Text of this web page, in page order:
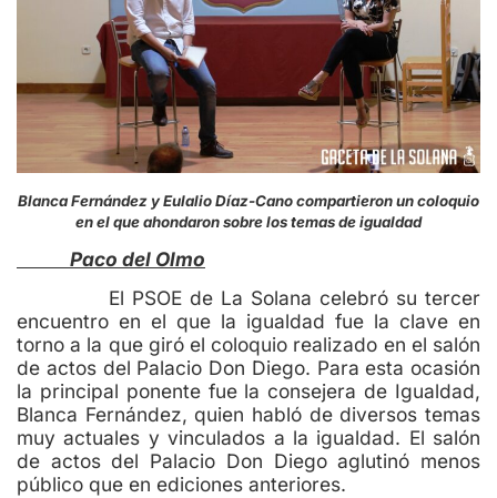
Blanca Fernández y Eulalio Díaz-Cano compartieron un coloquio
en el que ahondaron sobre los temas de igualdad
Paco del Olmo
El PSOE de La Solana celebró su tercer
encuentro en el que la igualdad fue la clave en
torno a la que giró el coloquio realizado en el salón
de actos del Palacio Don Diego. Para esta ocasión
la principal ponente fue la consejera de Igualdad,
Blanca Fernández, quien habló de diversos temas
muy actuales y vinculados a la igualdad. El salón
de actos del Palacio Don Diego aglutinó menos
público que en ediciones anteriores.